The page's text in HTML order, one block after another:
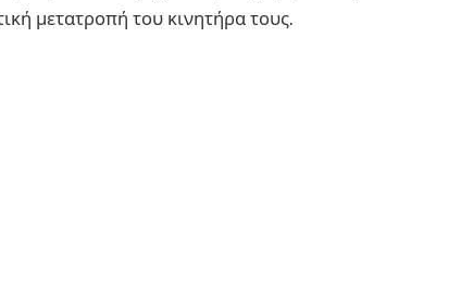
μετατροπή του κινητήρα τους.